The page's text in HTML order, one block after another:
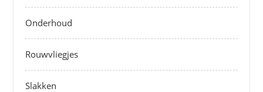
Onderhoud
Rouwvliegjes
Slakken